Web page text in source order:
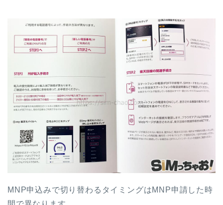
MNP申込みで切り替わるタイミングはMNP申請した時